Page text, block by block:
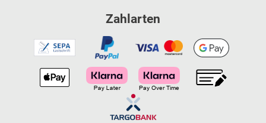
Zahlarten